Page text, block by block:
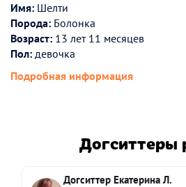
Имя: Шелти
Порода: Болонка
Возраст: 13 лет 11 месяцев
Пол: девочка
Подробная информация
Догситтеры
Догситтер Екатерина Л.